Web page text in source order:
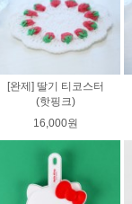
[완제] 딸기 티코스터
(핫핑크)
16,000원